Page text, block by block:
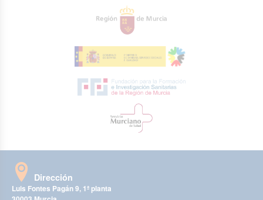
Dirección
Luis Fontes Pagán 9, 1ª planta